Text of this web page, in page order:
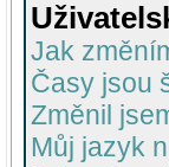
Jak
Časy jsou
Změnil
Můj jazyk